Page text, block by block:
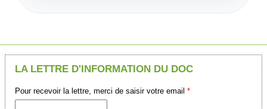
LA LETTRE D'INFORMATION DU DOC
Pour recevoir la lettre, merci de saisir votre email *